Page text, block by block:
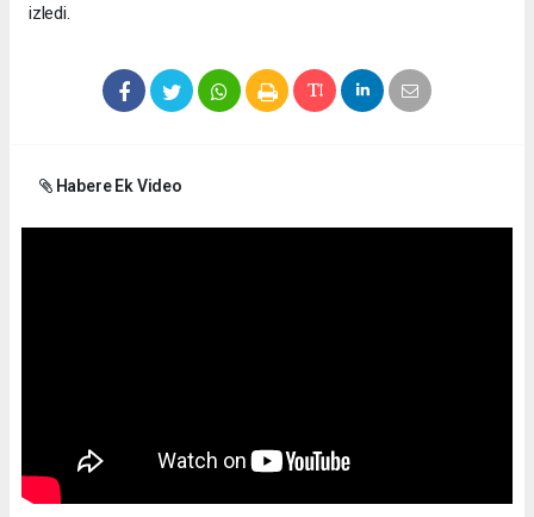
izledi.
Habere Ek Video